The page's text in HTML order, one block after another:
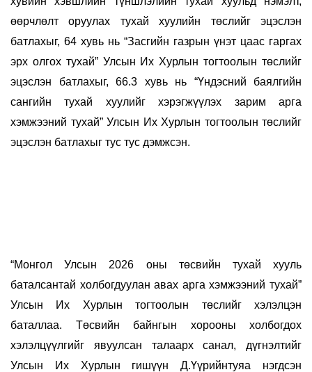
өөрчлөлт оруулах тухай хуулийн төслийг эцэслэн
батлахыг, 64 хувь нь “Засгийн газрын үнэт цаас гаргах
эрх олгох тухай” Улсын Их Хурлын тогтоолын төслийг
эцэслэн батлахыг, 66.3 хувь нь “Үндэсний баялгийн
сангийн тухай хуулийг хэрэгжүүлэх зарим аргa
хэмжээний тухай” Улсын Их Хурлын тогтоолын төслийг
эцэслэн батлахыг тус тус дэмжсэн.
“Монгол Улсын 2026 оны төсвийн тухай хууль
баталсантай холбогдуулан авах арга хэмжээний тухай”
Улсын Их Хурлын тогтоолын төслийг хэлэлцэн
баталлаа. Төсвийн байнгын хорооны холбогдох
хэлэлцүүлгийг явуулсан талаарх санал, дүгнэлтийг
Улсын Их Хурлын гишүүн Д.Үүрийнтуяа нэгдсэн